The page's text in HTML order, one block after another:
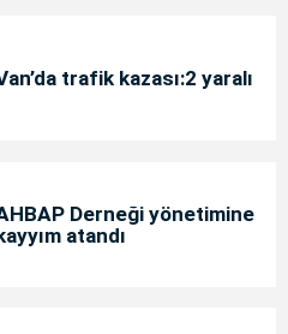
trafik kazası:2 yaralı
Derneği yönetimine
atandı